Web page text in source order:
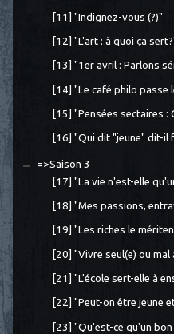
[11] "Indignez-vous (?)"
[12] "L'art : à quoi ça
[13] "1er avril : Parlons
[14] "Le café philo passe
[15] "Pensées sectaires :
[16] "Qui dit "jeune" dit-il
=>Saison 3
[17] "La vie n'est-elle
[18] "Mes passions,
[19] "Les riches le
[20] "Vivre seul(e) ou mal
[21] "L'école sert-elle à
[22] "Peut-on être jeune
[23] "Qu'est-ce qu'un